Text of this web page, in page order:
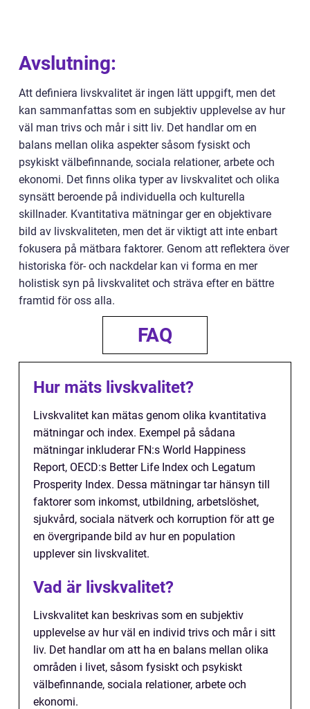
Avslutning:
Att definiera livskvalitet är ingen lätt uppgift, men det
kan sammanfattas som en subjektiv upplevelse av hur
väl man trivs och mår i sitt liv. Det handlar om en
balans mellan olika aspekter såsom fysiskt och
psykiskt välbefinnande, sociala relationer, arbete och
ekonomi. Det finns olika typer av livskvalitet och olika
synsätt beroende på individuella och kulturella
skillnader. Kvantitativa mätningar ger en objektivare
bild av livskvaliteten, men det är viktigt att inte enbart
fokusera på mätbara faktorer. Genom att reflektera över
historiska för- och nackdelar kan vi forma en mer
holistisk syn på livskvalitet och sträva efter en bättre
framtid för oss alla.
FAQ
Hur mäts livskvalitet?
Livskvalitet kan mätas genom olika kvantitativa
mätningar och index. Exempel på sådana
mätningar inkluderar FN:s World Happiness
Report, OECD:s Better Life Index och Legatum
Prosperity Index. Dessa mätningar tar hänsyn till
faktorer som inkomst, utbildning, arbetslöshet,
sjukvård, sociala nätverk och korruption för att ge
en övergripande bild av hur en population
upplever sin livskvalitet.
Vad är livskvalitet?
Livskvalitet kan beskrivas som en subjektiv
upplevelse av hur väl en individ trivs och mår i sitt
liv. Det handlar om att ha en balans mellan olika
områden i livet, såsom fysiskt och psykiskt
välbefinnande, sociala relationer, arbete och
ekonomi.